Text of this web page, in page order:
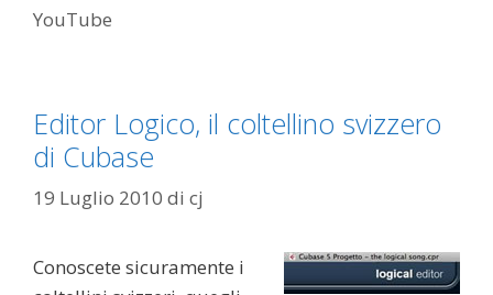
YouTube
Editor Logico, il coltellino svizzero
di Cubase
19 Luglio 2010 di cj
Conoscete sicuramente i